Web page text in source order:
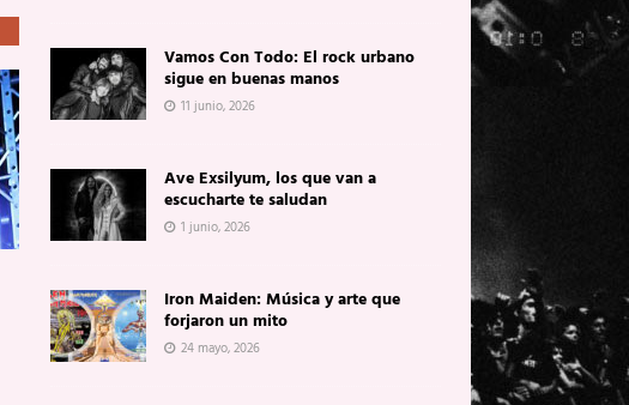
Vamos Con Todo: El rock urbano
sigue en buenas manos
11 junio, 2026
Ave Exsilyum, los que van a
escucharte te saludan
1 junio, 2026
Iron Maiden: Música y arte que
forjaron un mito
24 mayo, 2026